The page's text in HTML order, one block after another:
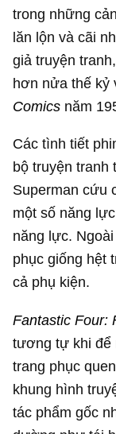
trong những
lăn lộn và cãi
giả truyện
hơn nửa thế kỷ
Comics năm
Các tình tiết
bộ truyện tranh
Superman cứu
một số năng
năng lực.
phục giống hệt
cả phụ kiện.
Fantastic Four:
tương tự khi để
trang phục
khung hình
tác phẩm gốc